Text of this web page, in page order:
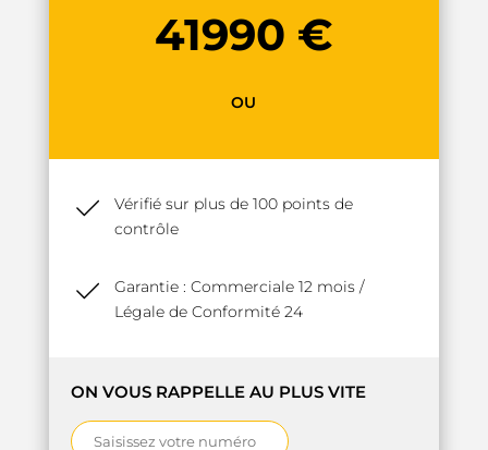
41990 €
OU
Vérifié sur plus de 100 points de
contrôle
Garantie : Commerciale 12 mois /
Légale de Conformité 24
ON VOUS RAPPELLE AU PLUS VITE